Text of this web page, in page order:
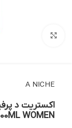
A NICHE
WOMEN